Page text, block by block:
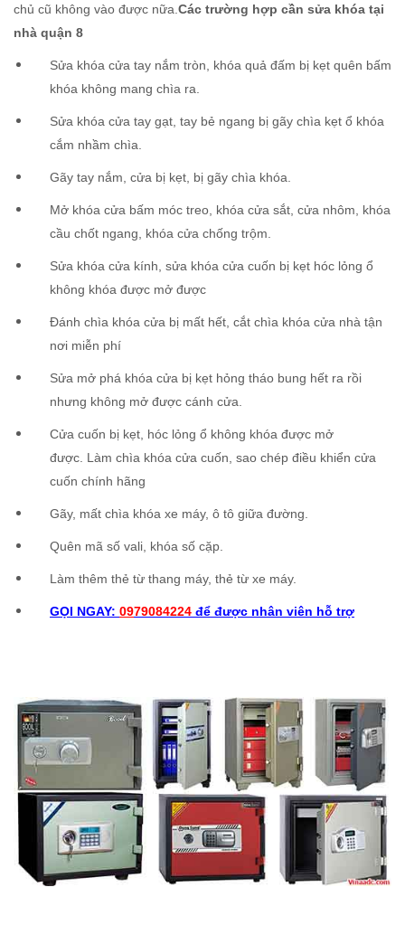
chủ cũ không vào được nữa. Các trường hợp cần sửa khóa tại
nhà quận 8
Sửa khóa cửa tay nắm tròn, khóa quả đấm bị kẹt quên bấm
khóa không mang chìa ra.
Sửa khóa cửa tay gạt, tay bẻ ngang bị gãy chìa kẹt ổ khóa
cắm nhầm chìa.
Gãy tay nắm, cửa bị kẹt, bị gãy chìa khóa.
Mở khóa cửa bấm móc treo, khóa cửa sắt, cửa nhôm, khóa
cầu chốt ngang, khóa cửa chống trộm.
Sửa khóa cửa kính, sửa khóa cửa cuốn bị kẹt hóc lỏng ổ
không khóa được mở được
Đánh chìa khóa cửa bị mất hết, cắt chìa khóa cửa nhà tận
nơi miễn phí
Sửa mở phá khóa cửa bị kẹt hỏng tháo bung hết ra rồi
nhưng không mở được cánh cửa.
Cửa cuốn bị kẹt, hóc lỏng ổ không khóa được mở
được. Làm chìa khóa cửa cuốn, sao chép điều khiển cửa
cuốn chính hãng
Gãy, mất chìa khóa xe máy, ô tô giữa đường.
Quên mã số vali, khóa số cặp.
Làm thêm thẻ từ thang máy, thẻ từ xe máy.
GỌI NGAY: 0979084224 để được nhân viên hỗ trợ